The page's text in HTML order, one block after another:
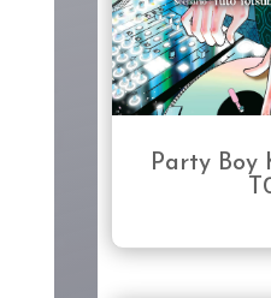
Party Boy